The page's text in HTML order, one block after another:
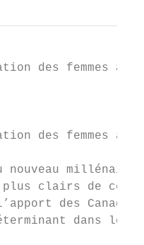
des
des femmes au
nouveau
plus clairs de
des
dans le